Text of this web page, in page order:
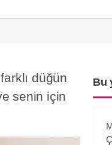
düğün
senin için
Bu